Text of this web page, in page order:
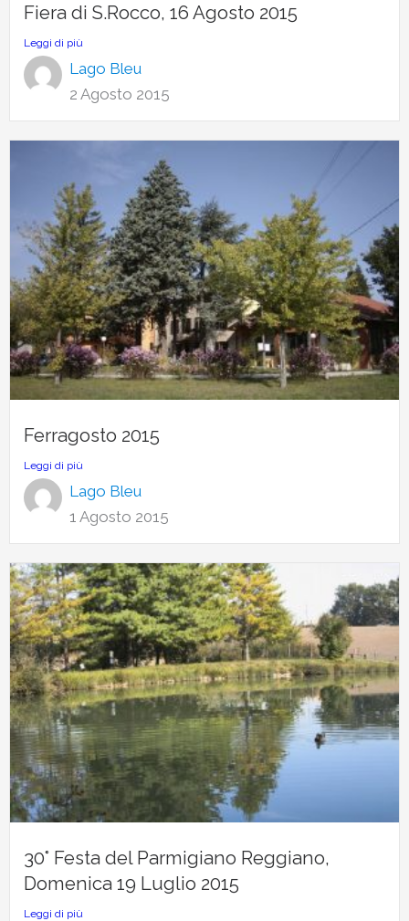
Fiera di S.Rocco, 16 Agosto 2015
Leggi di più
Lago Bleu
2 Agosto 2015
Ferragosto 2015
Leggi di più
Lago Bleu
1 Agosto 2015
30° Festa del Parmigiano Reggiano,
Domenica 19 Luglio 2015
Leggi di più